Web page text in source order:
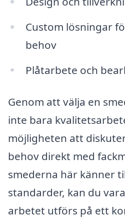
Custom lösningar
behov
Plåtarbete och
Genom att välja en
inte bara
möjligheten att
behov direkt med
smederna här känner
standarder, kan du
arbetet utförs på ett